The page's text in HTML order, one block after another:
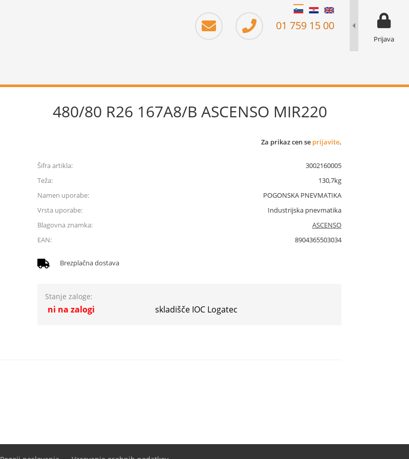
01 759 15 00
prikaz za
Prijava
480/80 R26 167A8/B ASCENSO MIR220
Za prikaz cen se prijavite.
Šifra artikla:
3002160005
Teža:
130,7kg
Namen uporabe:
POGONSKA PNEVMATIKA
Vrsta uporabe:
Industrijska pnevmatika
Blagovna znamka:
ASCENSO
EAN:
8904365503034
Brezplačna dostava
Stanje zaloge:
ni na zalogi skladišče IOC Logatec